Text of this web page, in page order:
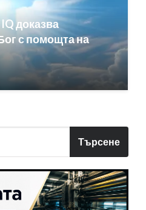
доказва
с помощта на
Търсене